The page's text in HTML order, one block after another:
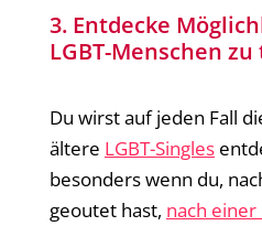
3. Entdecke
LGBT-Menschen
Du wirst auf jeden Fall
ältere LGBT-Singles
besonders wenn du,
geoutet hast, nach einer